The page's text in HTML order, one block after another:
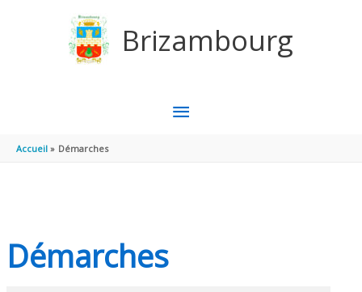
Brizambourg
MENU
Accueil Démarches
Démarches